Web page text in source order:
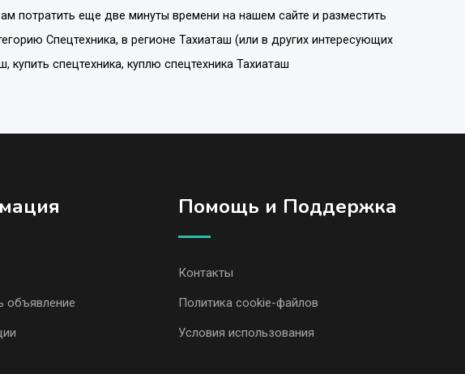
потратить еще две минуты времени на нашем сайте и разместить
Спецтехника, в регионе Тахиаташ (или в других интересующих
купить спецтехника, куплю спецтехника Тахиаташ
объявление
Помощь и Поддержка
Контакты
Политика cookie-файлов
Условия использования